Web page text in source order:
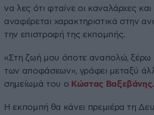
να λες ότι φταίνε οι καναλάρχες και
αναφέρεται χαρακτηριστικά στην
την επιστροφή της εκπομπής.
«Στη ζωή μου όποτε αναπολώ, ξέρω
των αποφάσεων», γράφει μεταξύ
σημείωμά του ο Κώστας Βαξεβάνης.
Η εκπομπή θα κάνει πρεμιέρα τη